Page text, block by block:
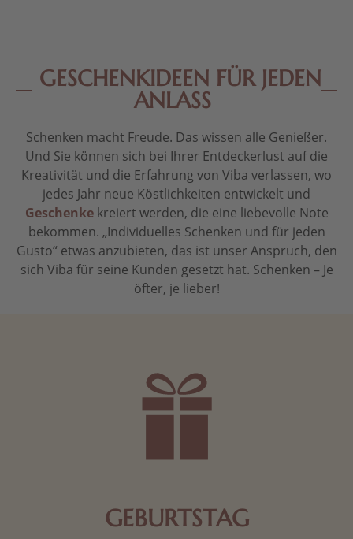
GESCHENKIDEEN FÜR JEDEN
ANLASS
Schenken macht Freude. Das wissen alle Genießer.
Und Sie können sich bei Ihrer Entdeckerlust auf die
Kreativität und die Erfahrung von Viba verlassen, wo
jedes Jahr neue Köstlichkeiten entwickelt und
Geschenkekreiert werden, die eine liebevolle Note
bekommen. „Individuelles Schenken und für jeden
Gusto“ etwas anzubieten, das ist unser Anspruch, den
sich Viba für seine Kunden gesetzt hat. Schenken – Je
öfter, je lieber!
GEBURTSTAG